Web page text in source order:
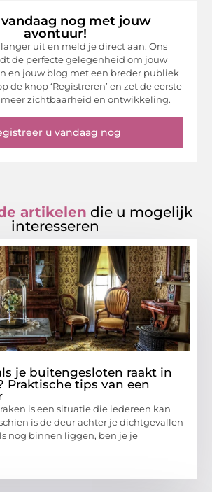
nog met jouw
avontuur!
uit en meld je direct aan. Ons
de perfecte gelegenheid om jouw
en jouw blog met een breder publiek
de knop ‘Registreren’ en zet de eerste
zichtbaarheid en ontwikkeling.
u vandaag nog
artikelen die u mogelijk
interesseren
je buitengesloten raakt in
Praktische tips van een
is een situatie die iedereen kan
is de deur achter je dichtgevallen
nog binnen liggen, ben je je